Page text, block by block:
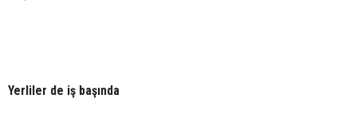
Yerliler de iş başında